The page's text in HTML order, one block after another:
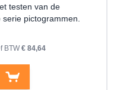
testen van de
pictogrammen.
BTW € 84,64